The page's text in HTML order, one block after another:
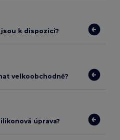
k dispozici?
velkoobchodně?
úprava?